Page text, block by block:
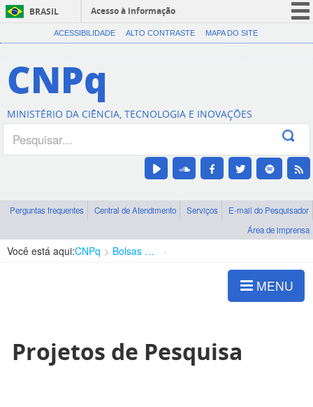
BRASIL
Acesso à informação
CORONAVÍRUS (COVID-19)
Canais
ACESSIBILIDADE ALTO CONTRASTE MAPA DO SITE
CNPq
MINISTÉRIO DA CIÊNCIA, TECNOLOGIA E INOVAÇÕES
Perguntas frequentes Central de Atendimento Serviços
E-mail do Pesquisador
Área de imprensa
Você está aqui:CNPq Bolsas e Auxílios Vigentes
MENU
Projetos de Pesquisa